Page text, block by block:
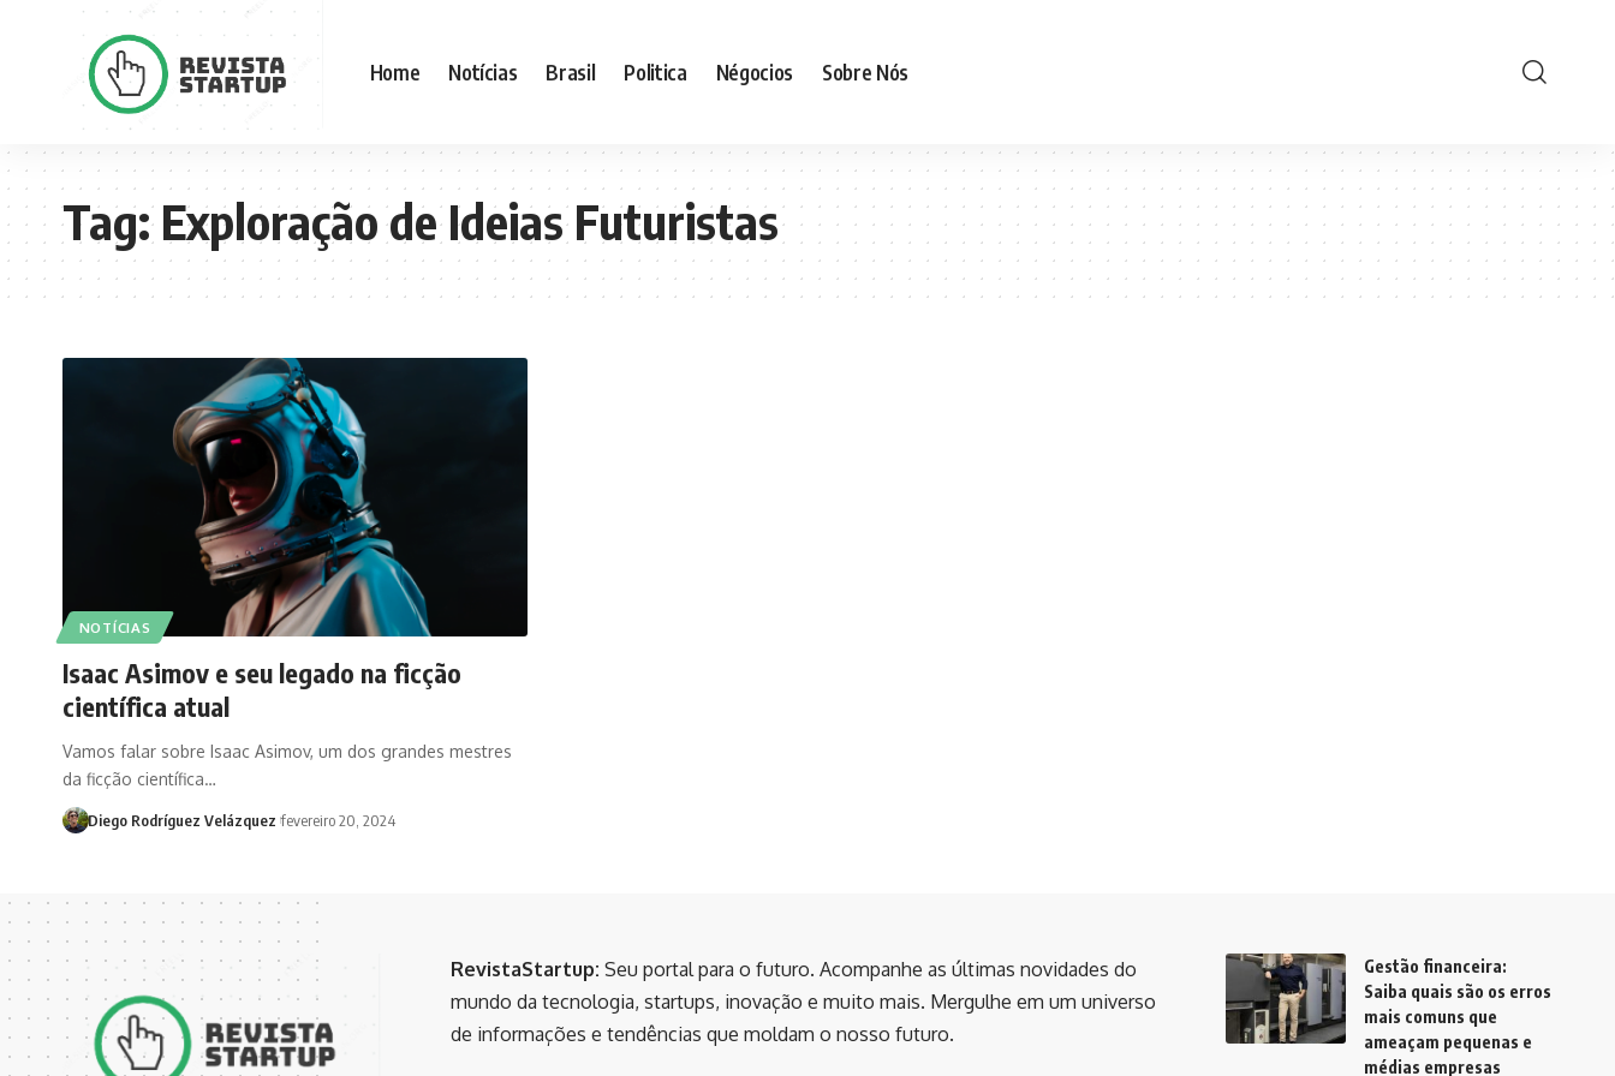
Home Notícias Brasil Politica Négocios Sobre Nós
Tag:Exploração de Ideias Futuristas
NOTÍCIAS
Isaac Asimov e seu legado na ficção
científica atual
Vamos falar sobre Isaac Asimov, um dos grandes mestres
da ficção científica…
Diego Rodríguez Velázquez fevereiro 20, 2024
RevistaStartup: Seu portal para o futuro. Acompanhe as últimas novidades do
mundo da tecnologia, startups, inovação e muito mais. Mergulhe em um universo
de informações e tendências que moldam o nosso futuro.
Gestão financeira:
Saiba quais são os erros
mais comuns que
ameaçam pequenas e
médias empresas